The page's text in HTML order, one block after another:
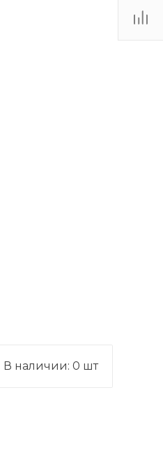
В наличии: 0 шт